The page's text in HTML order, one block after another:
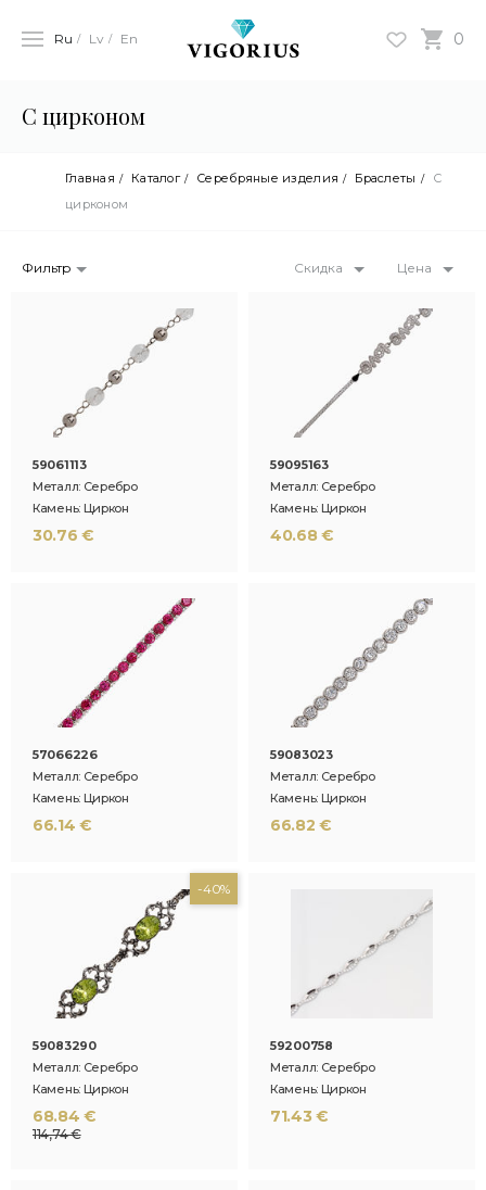
0
Ru Lv En
С цирконом
Главная Каталог Серебряные изделия Браслеты
С
цирконом
Фильтр Скидка Цена
59061113
Металл: Серебро
Камень: Циркон
30.76 €
59095163
Металл: Серебро
Камень: Циркон
40.68 €
57066226
Металл: Серебро
Камень: Циркон
66.14 €
59083023
Металл: Серебро
Камень: Циркон
66.82 €
-40%
59083290
Металл: Серебро
Камень: Циркон
68.84 €
114,74 €
59200758
Металл: Серебро
Камень: Циркон
71.43 €